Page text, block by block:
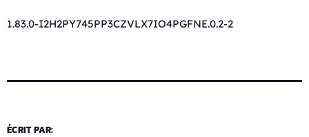
1.83.0-I2H2PY745PP3CZVLX7IO4PGFNE.0.2-2
ÉCRIT PAR: